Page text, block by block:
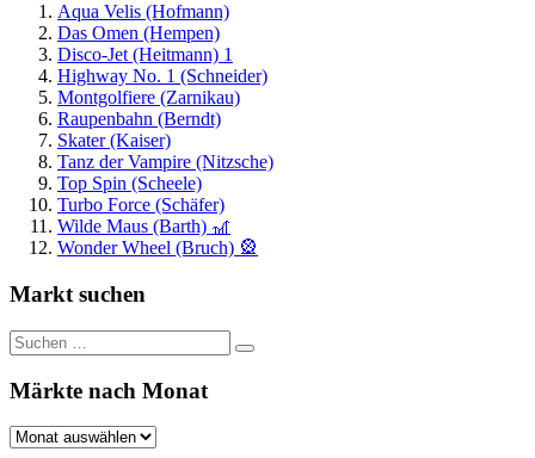
Aqua Velis (Hofmann)
Das Omen (Hempen)
Disco-Jet (Heitmann) 1
Highway No. 1 (Schneider)
Montgolfiere (Zarnikau)
Raupenbahn (Berndt)
Skater (Kaiser)
Tanz der Vampire (Nitzsche)
Top Spin (Scheele)
Turbo Force (Schäfer)
Wilde Maus (Barth) 🎢
Wonder Wheel (Bruch) 🎡
Markt suchen
Suchen
nach:
Suchen
Märkte nach Monat
Märkte